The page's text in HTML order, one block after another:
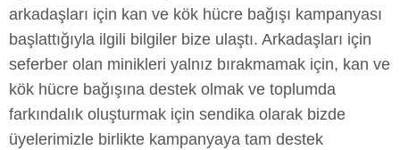
arkadaşları için kan ve kök hücre bağışı kampanyası
başlattığıyla ilgili bilgiler bize ulaştı. Arkadaşları için
seferber olan minikleri yalnız bırakmamak için, kan ve
kök hücre bağışına destek olmak ve toplumda
farkındalık oluşturmak için sendika olarak bizde
üyelerimizle birlikte kampanyaya tam destek